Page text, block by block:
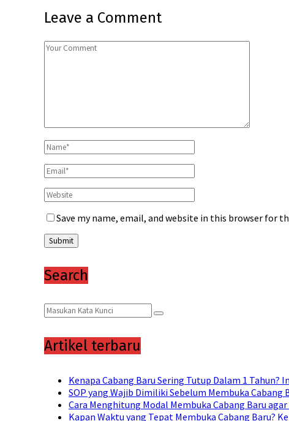
Leave a Comment
Save my name, email, and website in this browser for
Search
Search
for:
Search
Artikel terbaru
Kenapa Cabang Baru Sering Tutup Dalam 1 Tahun?
SOP yang Wajib Dimiliki Sebelum Membuka
Cara Menghitung Modal Membuka Cabang Baru
Kapan Waktu yang Tepat Membuka Cabang Baru?